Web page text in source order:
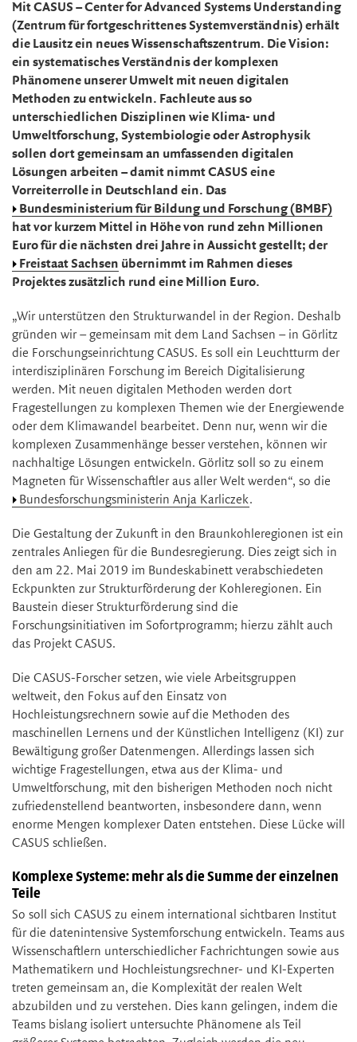
Mit CASUS – Center for Advanced Systems Understanding
(Zentrum für fortgeschrittenes Systemverständnis) erhält
die Lausitz ein neues Wissenschaftszentrum. Die Vision:
ein systematisches Verständnis der komplexen
Phänomene unserer Umwelt mit neuen digitalen
Methoden zu entwickeln. Fachleute aus so
unterschiedlichen Disziplinen wie Klima- und
Umweltforschung, Systembiologie oder Astrophysik
sollen dort gemeinsam an umfassenden digitalen
Lösungen arbeiten – damit nimmt CASUS eine
Vorreiterrolle in Deutschland ein. Das
Bundesministerium für Bildung und Forschung (BMBF)
hat vor kurzem Mittel in Höhe von rund zehn Millionen
Euro für die nächsten drei Jahre in Aussicht gestellt; der
Freistaat Sachsen übernimmt im Rahmen dieses
Projektes zusätzlich rund eine Million Euro.
„Wir unterstützen den Strukturwandel in der Region. Deshalb
gründen wir – gemeinsam mit dem Land Sachsen – in Görlitz
die Forschungseinrichtung CASUS. Es soll ein Leuchtturm der
interdisziplinären Forschung im Bereich Digitalisierung
werden. Mit neuen digitalen Methoden werden dort
Fragestellungen zu komplexen Themen wie der Energiewende
oder dem Klimawandel bearbeitet. Denn nur, wenn wir die
komplexen Zusammenhänge besser verstehen, können wir
nachhaltige Lösungen entwickeln. Görlitz soll so zu einem
Magneten für Wissenschaftler aus aller Welt werden“, so die
Bundesforschungsministerin Anja Karliczek.
Die Gestaltung der Zukunft in den Braunkohleregionen ist ein
zentrales Anliegen für die Bundesregierung. Dies zeigt sich in
den am 22. Mai 2019 im Bundeskabinett verabschiedeten
Eckpunkten zur Strukturförderung der Kohleregionen. Ein
Baustein dieser Strukturförderung sind die
Forschungsinitiativen im Sofortprogramm; hierzu zählt auch
das Projekt CASUS.
Die CASUS-Forscher setzen, wie viele Arbeitsgruppen
weltweit, den Fokus auf den Einsatz von
Hochleistungsrechnern sowie auf die Methoden des
maschinellen Lernens und der Künstlichen Intelligenz (KI) zur
Bewältigung großer Datenmengen. Allerdings lassen sich
wichtige Fragestellungen, etwa aus der Klima- und
Umweltforschung, mit den bisherigen Methoden noch nicht
zufriedenstellend beantworten, insbesondere dann, wenn
enorme Mengen komplexer Daten entstehen. Diese Lücke will
CASUS schließen.
Komplexe Systeme: mehr als die Summe der einzelnen
Teile
So soll sich CASUS zu einem international sichtbaren Institut
für die datenintensive Systemforschung entwickeln. Teams aus
Wissenschaftlern unterschiedlicher Fachrichtungen sowie aus
Mathematikern und Hochleistungsrechner- und KI-Experten
treten gemeinsam an, die Komplexität der realen Welt
abzubilden und zu verstehen. Dies kann gelingen, indem die
Teams bislang isoliert untersuchte Phänomene als Teil